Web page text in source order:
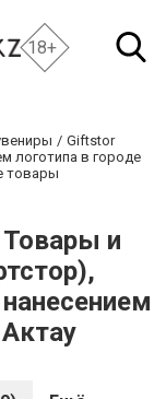
18+
Giftstor
логотипа в городе
товары
и